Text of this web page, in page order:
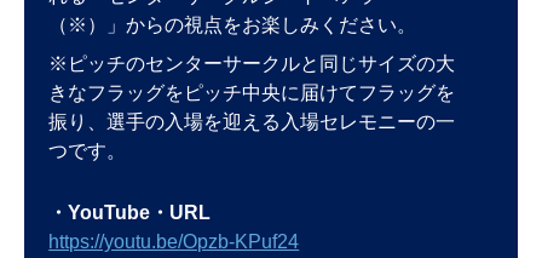
（※）」からの視点をお楽しみください。
※ピッチのセンターサークルと同じサイズの大
きなフラッグをピッチ中央に届けてフラッグを
振り、選手の入場を迎える入場セレモニーの一
つです。
・YouTube・URL
https://youtu.be/Opzb-KPuf24